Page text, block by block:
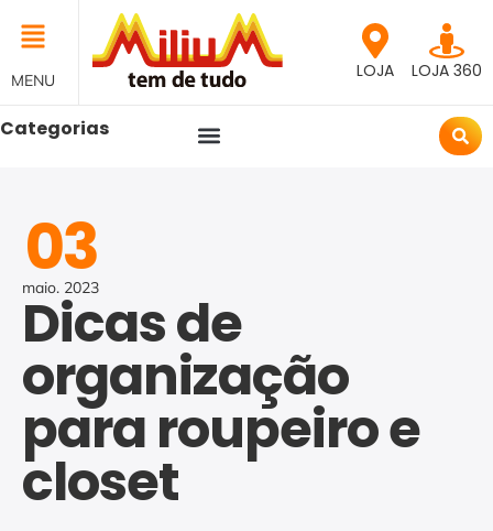
MENU LOJA LOJA 360
Categorias
03
maio. 2023
Dicas de
organização
para roupeiro e
closet